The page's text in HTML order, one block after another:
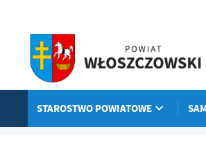
STAROSTWO POWIATOWE